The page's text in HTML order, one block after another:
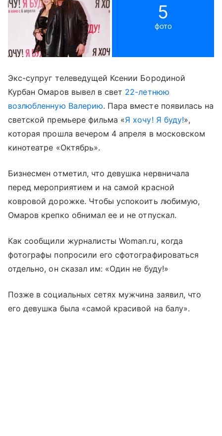
5
фото
Экс-супруг телеведущей Ксении Бородиной
Курбан Омаров вывел в свет 22-летнюю
возлюбленную Валерию. Пара вместе появилась на
светской премьере фильма «Я хочу! Я буду!»,
которая прошла вечером 4 апреля в московском
кинотеатре «Октябрь».
Бизнесмен отметил, что девушка нервничала
перед мероприятием и на самой красной
ковровой дорожке. Чтобы успокоить любимую,
Омаров крепко обнимал ее и не отпускал.
Как сообщили журналисты Woman.ru, когда
фотографы попросили его сфотографироваться
отдельно, он сказал им: «Один не буду!»
Позже в социальных сетях мужчина заявил, что
его девушка была «самой красивой на балу».